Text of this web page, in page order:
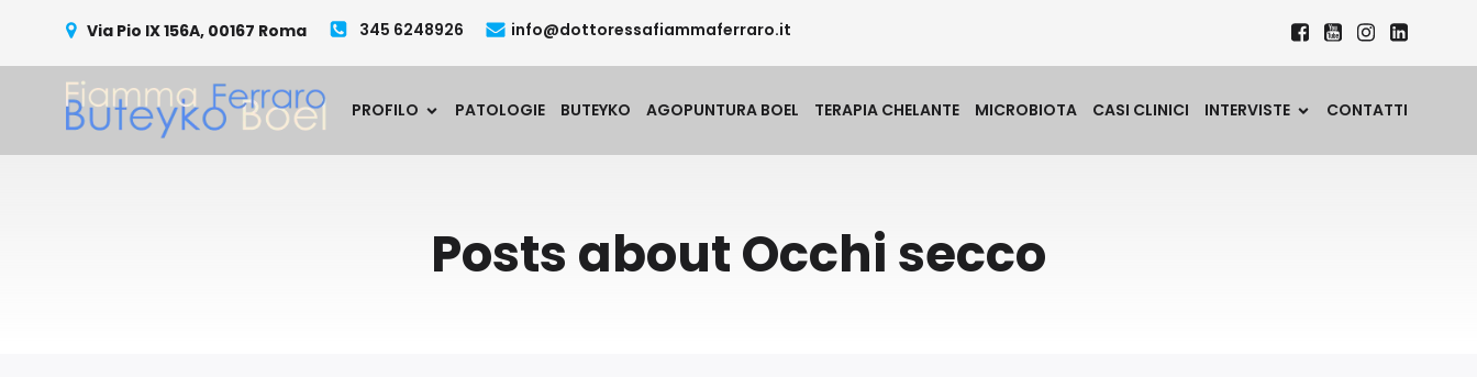
Via Pio IX 156A, 00167 Roma 345 6248926 info@dottoressafiammaferraro.it
PROFILO PATOLOGIE BUTEYKO AGOPUNTURA BOEL TERAPIA CHELANTE MICROBIOTA CASI CLINICI INTERVISTE CONTATTI
Posts about Occhi secco